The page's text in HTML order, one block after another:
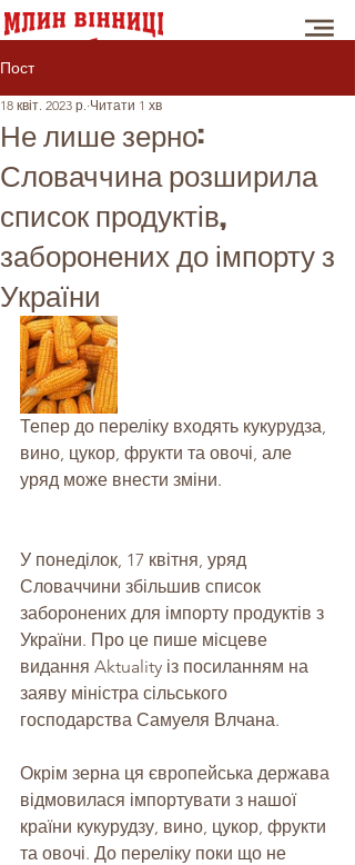
Пост
Не лише зерно:
Словаччина розширила
список продуктів,
заборонених до імпорту з
України
18 квіт. 2023 р. Читати 1 хв
Тепер до переліку входять кукурудза,
вино, цукор, фрукти та овочі, але
уряд може внести зміни.
У понеділок, 17 квітня, уряд
Словаччини збільшив список
заборонених для імпорту продуктів з
України. Про це пише місцеве
видання Aktuality із посиланням на
заяву міністра сільського
господарства Самуеля Влчана.
Окрім зерна ця європейська держава
відмовилася імпортувати з нашої
країни кукурудзу, вино, цукор, фрукти
та овочі. До переліку поки що не